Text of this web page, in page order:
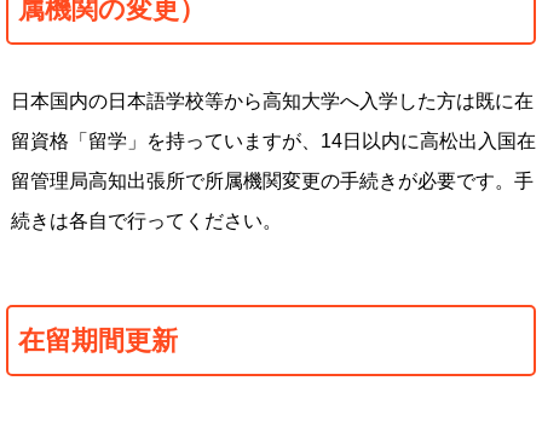
属機関の変更）
日本国内の日本語学校等から高知大学へ入学した方は既に在
留資格「留学」を持っていますが、14日以内に高松出入国在
留管理局高知出張所で所属機関変更の手続きが必要です。手
続きは各自で行ってください。
在留期間更新